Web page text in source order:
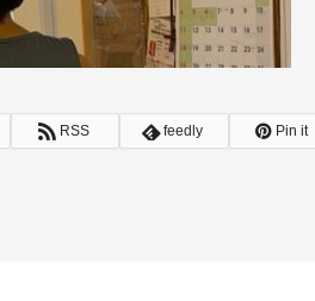
RSS feedly Pin it